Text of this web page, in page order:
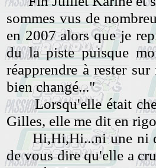
sommes vus de
en 2007 alors que je
du la piste puisque
réapprendre à rester
bien changé..."
Lorsqu'elle était chez
Gilles, elle me dit en
Hi,Hi,Hi...ni une ni
de vous dire qu'elle a